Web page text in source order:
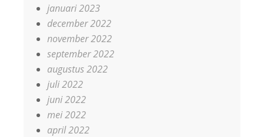
januari 2023
december 2022
november 2022
september 2022
augustus 2022
juli 2022
juni 2022
mei 2022
april 2022